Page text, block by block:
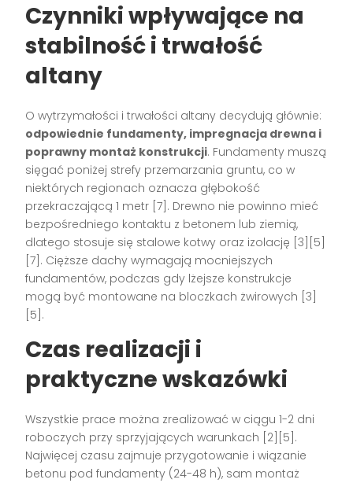
Czynniki wpływające na
stabilność i trwałość
altany
O wytrzymałości i trwałości altany decydują głównie:
odpowiednie fundamenty, impregnacja drewna i
poprawny montaż konstrukcji. Fundamenty muszą
sięgać poniżej strefy przemarzania gruntu, co w
niektórych regionach oznacza głębokość
przekraczającą 1 metr [7] . Drewno nie powinno mieć
bezpośredniego kontaktu z betonem lub ziemią,
dlatego stosuje się stalowe kotwy oraz izolację [3][5]
[7] . Cięższe dachy wymagają mocniejszych
fundamentów, podczas gdy lżejsze konstrukcje
mogą być montowane na bloczkach żwirowych [3]
[5] .
Czas realizacji i
praktyczne wskazówki
Wszystkie prace można zrealizować w ciągu 1-2 dni
roboczych przy sprzyjających warunkach [2][5] .
Najwięcej czasu zajmuje przygotowanie i wiązanie
betonu pod fundamenty (24-48 h), sam montaż